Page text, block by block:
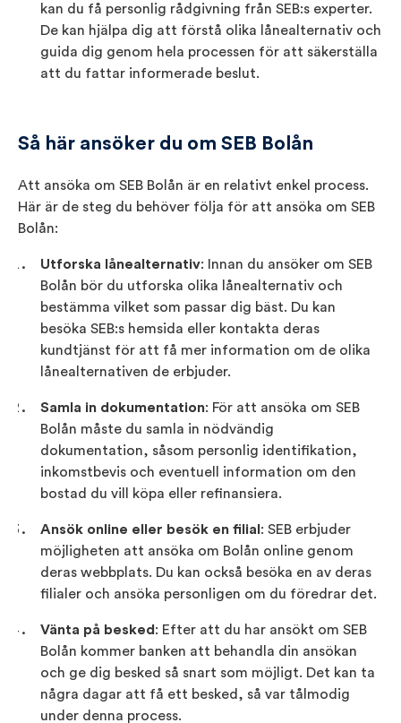
kan du få personlig rådgivning från SEB:s experter.
De kan hjälpa dig att förstå olika lånealternativ och
guida dig genom hela processen för att säkerställa
att du fattar informerade beslut.
Så här ansöker du om SEB Bolån
Att ansöka om SEB Bolån är en relativt enkel process.
Här är de steg du behöver följa för att ansöka om SEB
Bolån:
Utforska lånealternativ: Innan du ansöker om SEB
Bolån bör du utforska olika lånealternativ och
bestämma vilket som passar dig bäst. Du kan
besöka SEB:s hemsida eller kontakta deras
kundtjänst för att få mer information om de olika
lånealternativen de erbjuder.
Samla in dokumentation: För att ansöka om SEB
Bolån måste du samla in nödvändig
dokumentation, såsom personlig identifikation,
inkomstbevis och eventuell information om den
bostad du vill köpa eller refinansiera.
Ansök online eller besök en filial : SEB erbjuder
möjligheten att ansöka om Bolån online genom
deras webbplats. Du kan också besöka en av deras
filialer och ansöka personligen om du föredrar det.
Vänta på besked : Efter att du har ansökt om SEB
Bolån kommer banken att behandla din ansökan
och ge dig besked så snart som möjligt. Det kan ta
några dagar att få ett besked, så var tålmodig
under denna process.